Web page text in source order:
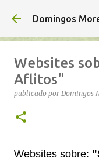
Domingos
Websites
Aflitos"
publicado por Domingos
Websites sobre: